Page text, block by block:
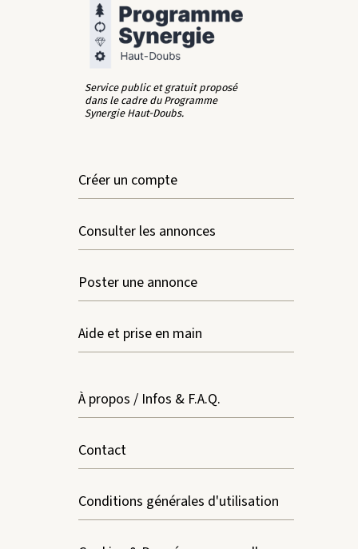
Service public et gratuit proposé
dans le cadre du Programme
Synergie Haut-Doubs.
Créer un compte
Consulter les annonces
Poster une annonce
Aide et prise en main
À propos / Infos & F.A.Q.
Contact
Conditions générales d'utilisation